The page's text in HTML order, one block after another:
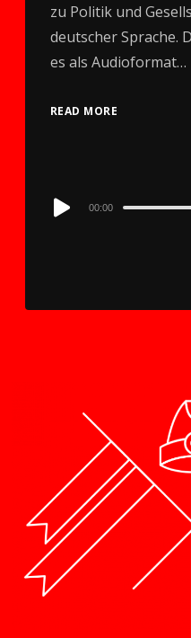
zu Politik und
deutscher Sprache.
es als Audioformat…
READ MORE
Audio
00:00